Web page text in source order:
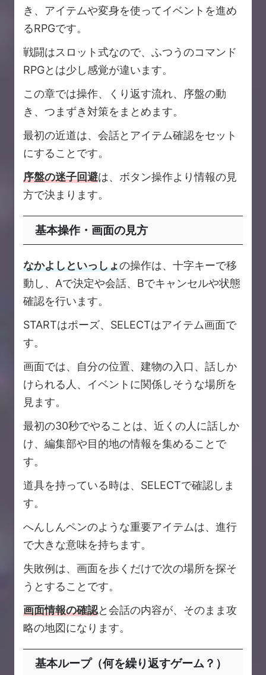
き、アイテムや変身を使ってイベントを進め
るRPGです。
戦闘はスロット式なので、ふつうのコマンド
RPGとは少し感覚が違います。
この章では操作、くり返す流れ、序盤の動
き、つまずき対策をまとめます。
最初の近道は、会話とアイテム確認をセット
にすることです。
序盤の迷子回避は、ボタン操作より情報の見
方で決まります。
基本操作・画面の見方
なかよしといっしょの操作は、十字キーで移
動し、Aで決定や会話、Bでキャンセルや状態
確認を行います。
STARTはポーズ、SELECTはアイテム画面で
す。
画面では、自分の位置、建物の入口、話しか
けられる人、イベントに関係しそうな場所を
見ます。
最初の30秒でやることは、近くの人に話しか
け、編集部や目的地の情報を集めることで
す。
道具を持っている時は、SELECTで確認しま
す。
へんしんペンのような重要アイテムは、進行
で大きな意味を持ちます。
失敗例は、画面を歩くだけで次の場所を探そ
うとすることです。
画面情報の確認と会話の内容が、そのまま攻
略の地図になります。
基本ループ（何を繰り返すゲーム？）